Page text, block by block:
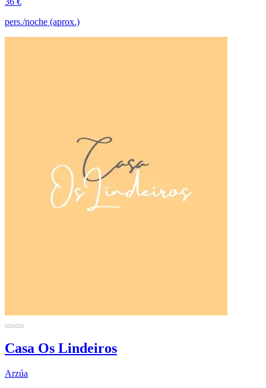
pers./noche (aprox.)
Casa Os Lindeiros
Arzúa